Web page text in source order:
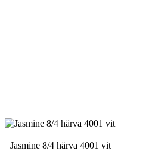
Jasmine 8/4 härva 4001 vit